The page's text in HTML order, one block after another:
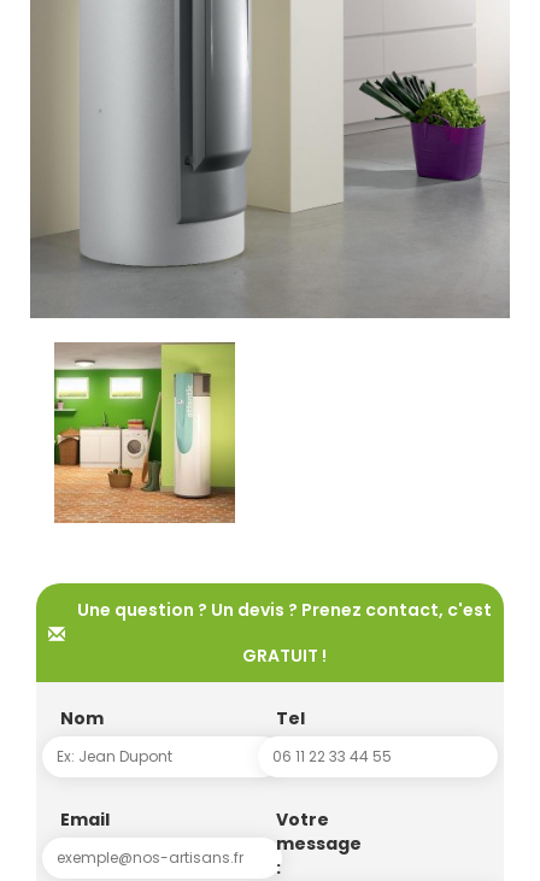
Une question ? Un devis ? Prenez contact, c'est
GRATUIT !
Nom Tel
Email
Votre
message
: